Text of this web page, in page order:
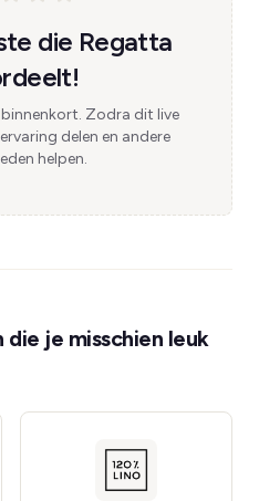
die Regatta
Zodra dit live
delen en andere
helpen.
je misschien leuk